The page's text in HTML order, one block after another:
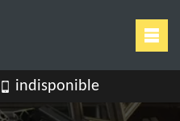
indisponible